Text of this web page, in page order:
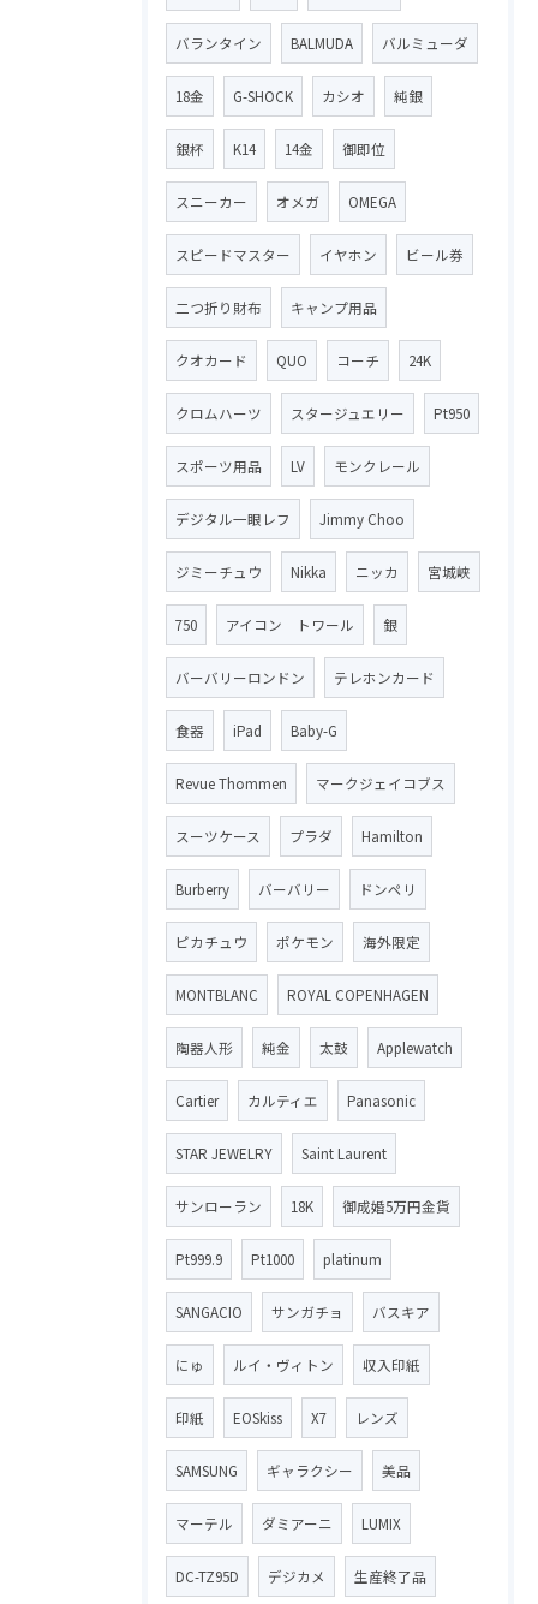
バランタイン BALMUDA バルミューダ
18金 G-SHOCK カシオ 純銀
銀杯 K14 14金 御即位
スニーカー オメガ OMEGA
スピードマスター イヤホン ビール券
二つ折り財布 キャンプ用品
クオカード QUO コーチ 24K
クロムハーツ スタージュエリー Pt950
スポーツ用品 LV モンクレール
デジタル一眼レフ Jimmy Choo
ジミーチュウ Nikka ニッカ 宮城峡
750 アイコン トワール 銀
バーバリーロンドン テレホンカード
食器 iPad Baby-G
Revue Thommen マークジェイコブス
スーツケース プラダ Hamilton
Burberry バーバリー ドンペリ
ピカチュウ ポケモン 海外限定
MONTBLANC ROYAL COPENHAGEN
陶器人形 純金 太鼓 Applewatch
Cartier カルティエ Panasonic
STAR JEWELRY Saint Laurent
サンローラン 18K 御成婚5万円金貨
Pt999.9 Pt1000 platinum
SANGACIO サンガチョ バスキア
にゅ ルイ・ヴィトン 収入印紙
印紙 EOSkiss X7 レンズ
SAMSUNG ギャラクシー 美品
マーテル ダミアーニ LUMIX
DC-TZ95D デジカメ 生産終了品